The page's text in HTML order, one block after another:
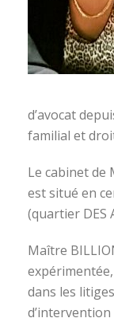
d’avocat
familial et
Le cabinet de
est situé en
(quartier DES
Maître
dans les